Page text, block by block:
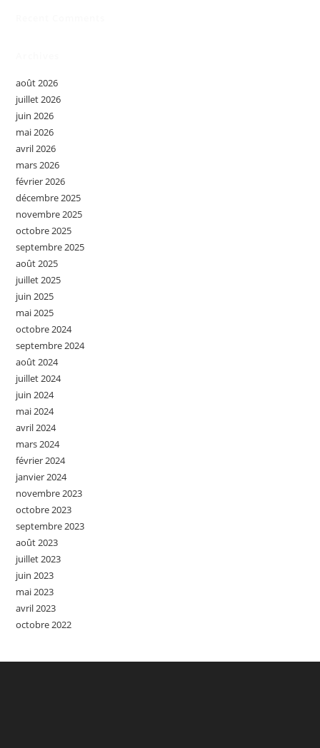
août 2026
juillet 2026
juin 2026
mai 2026
avril 2026
mars 2026
février 2026
décembre 2025
novembre 2025
octobre 2025
septembre 2025
août 2025
juillet 2025
juin 2025
mai 2025
octobre 2024
septembre 2024
août 2024
juillet 2024
juin 2024
mai 2024
avril 2024
mars 2024
février 2024
janvier 2024
novembre 2023
octobre 2023
septembre 2023
août 2023
juillet 2023
juin 2023
mai 2023
avril 2023
octobre 2022